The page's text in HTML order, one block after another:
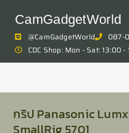
CamGadgetWorld
@CamGadgetWorld
087-
CDC Shop: Mon - Sat: 13:00 -
กริป Panasonic
SmallRig 5701